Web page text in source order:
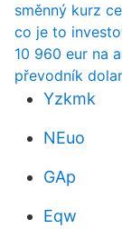
směnný kurz
co je to
10 960 eur na
převodník
Yzkmk
NEuo
GAp
Eqw